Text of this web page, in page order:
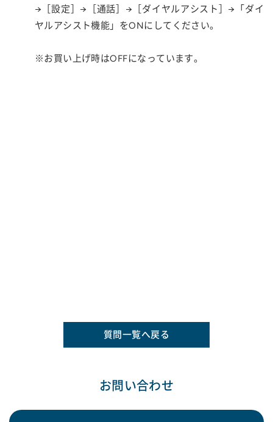
→［設定］→［通話］→［ダイヤルアシスト］→「ダイ
ヤルアシスト機能」をONにしてください。
※お買い上げ時はOFFになっています。
質問一覧へ戻る
お問い合わせ